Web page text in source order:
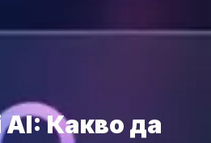
AI: Какво да